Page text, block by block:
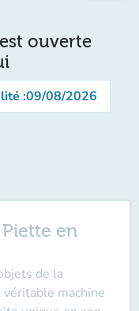
ouverte
:09/08/2026
en
de la
véritable machine